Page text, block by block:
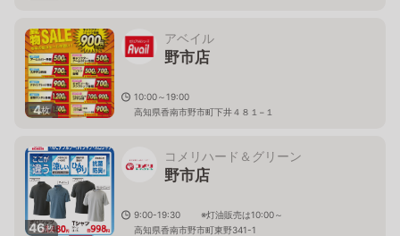
4枚
アベイル
野市店
10:00～19:00
高知県香南市野市町下井４８１−１
46枚
コメリハード＆グリーン
野市店
9:00-19:30 ※灯油販売は10:00～
高知県香南市野市町東野341-1